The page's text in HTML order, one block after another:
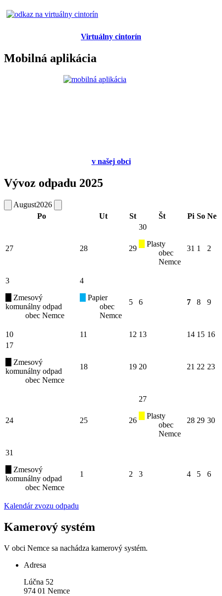
Virtuálny cintorín
Mobilná aplikácia
vnašej obci
Vývoz odpadu 2025
August2026
Po
Ut St Št Pi So Ne
27 28 29
30
Plasty
obec
Nemce
31 1 2
3
Zmesový
komunálny odpad
obec Nemce
4
Papier
obec
Nemce
5 6 7 8 9
10 11 12 13 14 15 16
17
Zmesový
komunálny odpad
obec Nemce
18 19 20 21 22 23
24 25 26
27
Plasty
obec
Nemce
28 29 30
31
Zmesový
komunálny odpad
obec Nemce
1 2 3 4 5 6
Kalendár zvozu odpadu
Kamerový systém
V obci Nemce sa nachádza kamerový systém.
Adresa
Lúčna 52
974 01 Nemce